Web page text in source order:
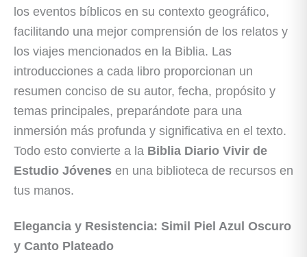
los eventos bíblicos en su contexto geográfico,
facilitando una mejor comprensión de los relatos y
los viajes mencionados en la Biblia. Las
introducciones a cada libro proporcionan un
resumen conciso de su autor, fecha, propósito y
temas principales, preparándote para una
inmersión más profunda y significativa en el texto.
Todo esto convierte a la Biblia Diario Vivir de
Estudio Jóvenes en una biblioteca de recursos en
tus manos.
Elegancia y Resistencia: Simil Piel Azul Oscuro
y Canto Plateado